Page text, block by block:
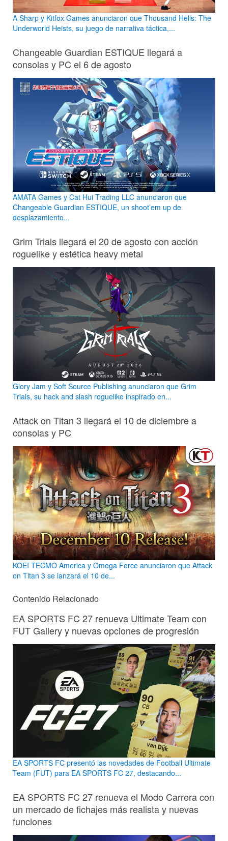
A Sharp y Kitfox Games anunciaron que Thousand Hells: The
Underworld Heists, su juego de narrativa táctica,...
Changeable Guardian ESTIQUE llegará a
consolas y PC el 6 de agosto
AMATA Games y Cat Hui Trading LLC anunciaron que
Changeable Guardian ESTIQUE, un shoot’em up de
desplazamiento...
Grim Trials llegará el 20 de agosto con acción
roguelike y estética heavy metal
Glory Jam y Soft Source Publishing anunciaron que Grim
Trials, su hack and slash roguelike inspirado en...
Attack on Titan 3 llegará el 10 de diciembre a
consolas y PC
KOEI TECMO America y Omega Force anunciaron que Attack
on Titan 3 se lanzará el 10 de...
Contenido Relacionado
EA SPORTS FC 27 renueva Ultimate Team con
FUT Gallery y nuevas opciones de progresión
EA SPORTS FC presentó las novedades de Football Ultimate
Team (FUT) para EA SPORTS FC 27, destacando...
EA SPORTS FC 27 renueva el Modo Carrera con
un mercado de fichajes más realista y nuevas
funciones